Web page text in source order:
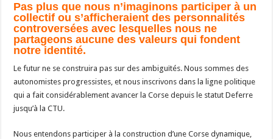
Pas plus que nous n’imaginons participer à un
collectif ou s’afficheraient des personnalités
controversées avec lesquelles nous ne
partageons aucune des valeurs qui fondent
notre identité.
Le futur ne se construira pas sur des ambiguïtés. Nous sommes des
autonomistes progressistes, et nous inscrivons dans la ligne politique
qui a fait considérablement avancer la Corse depuis le statut Deferre
jusqu’à la CTU.
Nous entendons participer à la construction d’une Corse dynamique,